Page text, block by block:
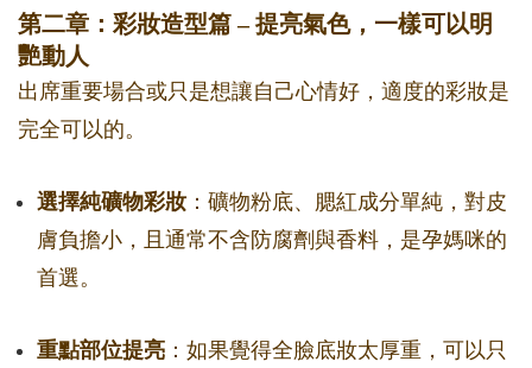
第二章：彩妝造型篇 – 提亮氣色，一樣可以明
艷動人
出席重要場合或只是想讓自己心情好，適度的彩妝是
完全可以的。
選擇純礦物彩妝 ：礦物粉底、腮紅成分單純，對皮
膚負擔小，且通常不含防腐劑與香料，是孕媽咪的
首選。
重點部位提亮 ：如果覺得全臉底妝太厚重，可以只